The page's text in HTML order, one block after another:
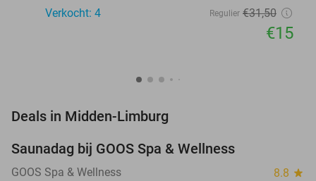
Verkocht: 4
Regulier €31,50
€15
Deals in Midden-Limburg
TODAY
Saunadag bij GOOS Spa & Wellness
GOOS Spa & Wellness 8.8 star